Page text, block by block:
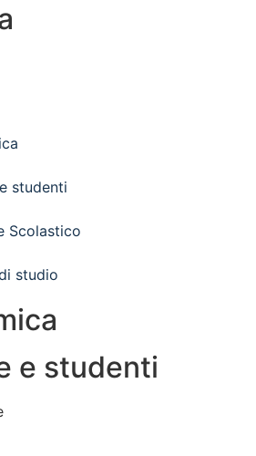
studenti
Scolastico
studio
e studenti